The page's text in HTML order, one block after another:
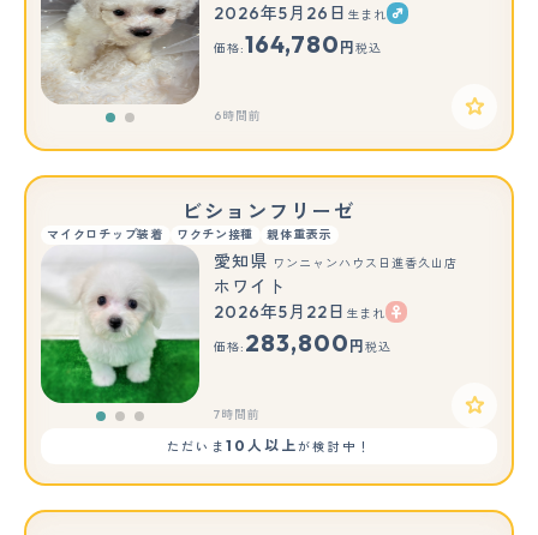
もっと見る
2026年5月26日 生まれ
価格:164,780 円 税込
6時間前
ビションフリーゼ
マイクロチップ装着 ワクチン接種 親体重表示
もっと見る
愛知県 ワンニャンハウス日進香久山店
ホワイト
2026年5月22日 生まれ
価格: 283,800 円 税込
7時間前
ただいま 10人以上が検討中！